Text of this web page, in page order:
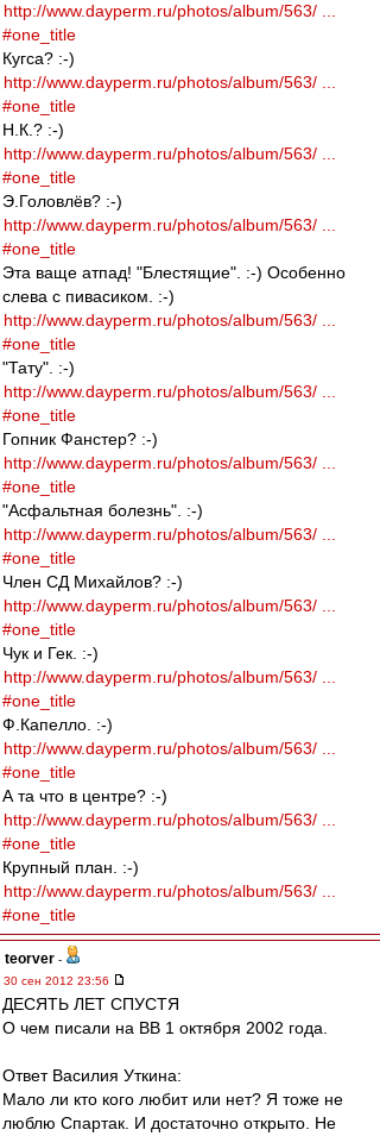
http://www.dayperm.ru/photos/album/563/ ...
#one_title
Кугса? :-)
http://www.dayperm.ru/photos/album/563/ ...
#one_title
Н.К.? :-)
http://www.dayperm.ru/photos/album/563/ ...
#one_title
Э.Головлёв? :-)
http://www.dayperm.ru/photos/album/563/ ...
#one_title
Эта ваще атпад! "Блестящие". :-) Особенно
слева с пивасиком. :-)
http://www.dayperm.ru/photos/album/563/ ...
#one_title
"Тату". :-)
http://www.dayperm.ru/photos/album/563/ ...
#one_title
Гопник Фанстер? :-)
http://www.dayperm.ru/photos/album/563/ ...
#one_title
"Асфальтная болезнь". :-)
http://www.dayperm.ru/photos/album/563/ ...
#one_title
Член СД Михайлов? :-)
http://www.dayperm.ru/photos/album/563/ ...
#one_title
Чук и Гек. :-)
http://www.dayperm.ru/photos/album/563/ ...
#one_title
Ф.Капелло. :-)
http://www.dayperm.ru/photos/album/563/ ...
#one_title
А та что в центре? :-)
http://www.dayperm.ru/photos/album/563/ ...
#one_title
Крупный план. :-)
http://www.dayperm.ru/photos/album/563/ ...
#one_title
teorver -
30 сен 2012 23:56
ДЕСЯТЬ ЛЕТ СПУСТЯ
О чем писали на ВВ 1 октября 2002 года.
Ответ Василия Уткина:
Мало ли кто кого любит или нет? Я тоже не
люблю Спартак. И достаточно открыто. Не